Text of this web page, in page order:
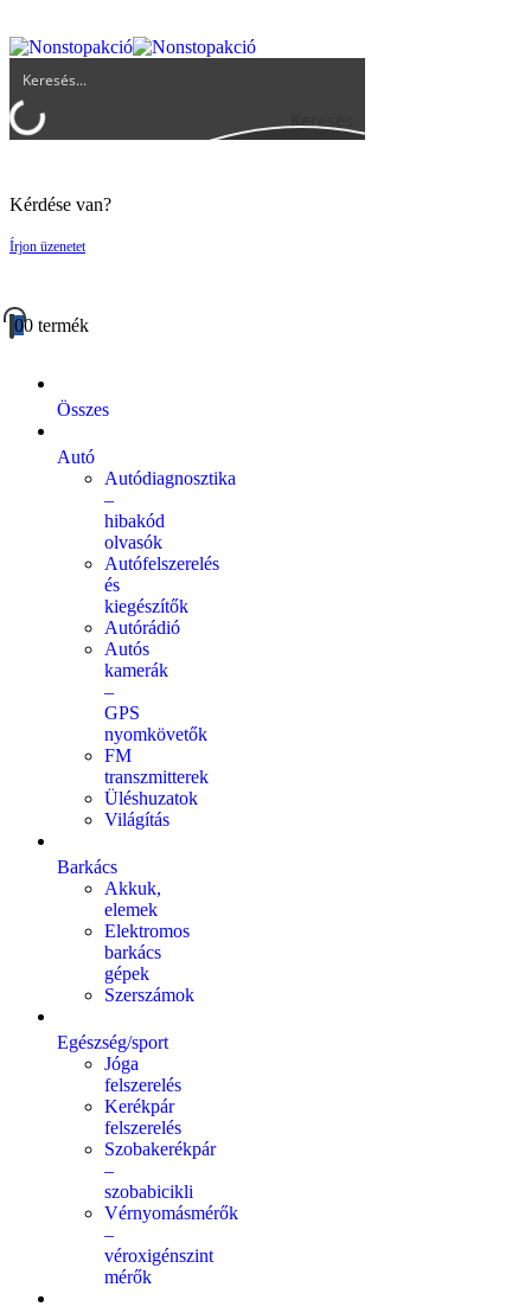
Keresés
Kérdése van?
Írjon üzenetet
00 termék
Összes
Autó
Autódiagnosztika
–
hibakód
olvasók
Autófelszerelés
és
kiegészítők
Autórádió
Autós
kamerák
–
GPS
nyomkövetők
FM
transzmitterek
Üléshuzatok
Világítás
Barkács
Akkuk,
elemek
Elektromos
barkács
gépek
Szerszámok
Egészség/sport
Jóga
felszerelés
Kerékpár
felszerelés
Szobakerékpár
–
szobabicikli
Vérnyomásmérők
–
véroxigénszint
mérők